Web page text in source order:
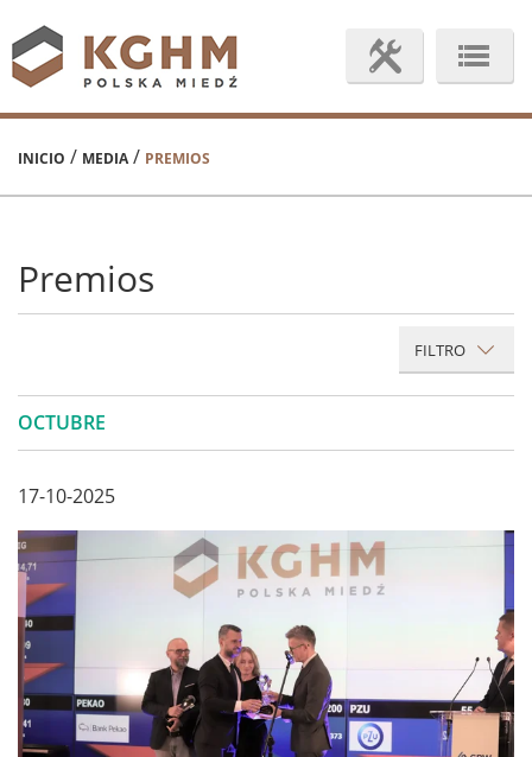
INICIO / MEDIA/ PREMIOS
Premios
FILTRO
OCTUBRE
17-10-2025